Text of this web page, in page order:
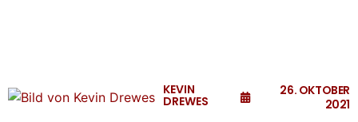
KEVIN
DREWES
26. OKTOBER
2021